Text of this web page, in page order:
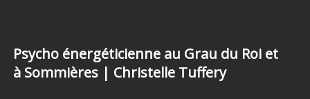
Psycho énergéticienne au Grau du Roi et
à Sommières | Christelle Tuffery